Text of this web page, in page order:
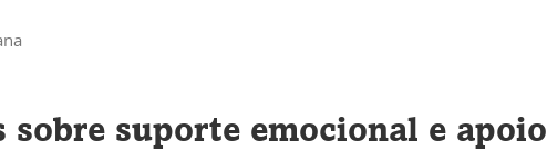
suporte emocional e apoio